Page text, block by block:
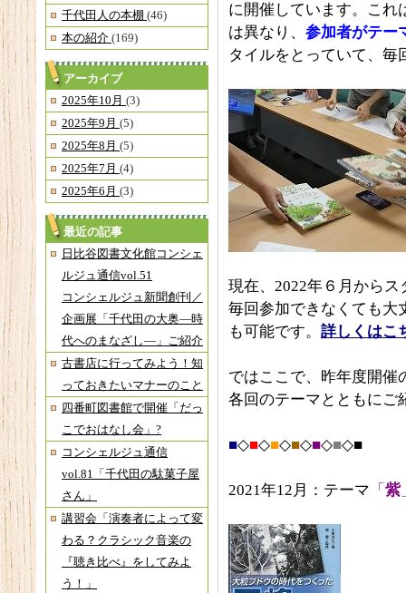
千代田人の本棚 (46)
本の紹介 (169)
アーカイブ
2025年10月 (3)
2025年9月 (5)
2025年8月 (5)
2025年7月 (4)
2025年6月 (3)
最近の記事
日比谷図書文化館コンシェ
ルジュ通信vol.51
コンシェルジュ新聞創刊／
企画展「千代田の大奥―時
代へのまなざし―」ご紹介
古書店に行ってみよう！知
っておきたいマナーのこと
四番町図書館で開催「だっ
こでおはなし会」?
コンシェルジュ通信
vol.81「千代田の駄菓子屋
さん」
講習会「演奏者によって変
わる？クラシック音楽の
『聴き比べ』をしてみよ
う！」
に開催しています。これ
は異なり、 参加者がテー
タイルをとっていて、毎
現在、2022年６月からス
毎回参加できなくても大
も可能です。 詳しくはこ
ではここで、昨年度開催
各回のテーマとともにご
■◇■◇■◇■◇■◇■◇■
2021年12月：テーマ 「 紫